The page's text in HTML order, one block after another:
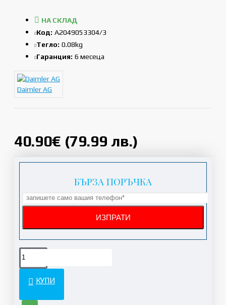
40.90€ (79.99 лв.)
НА СКЛАД
Код: A2049053304/3
Тегло: 0.08kg
Гаранция: 6 месеца
Daimler AG
БЪРЗА ПОРЪЧКА
КУПИ